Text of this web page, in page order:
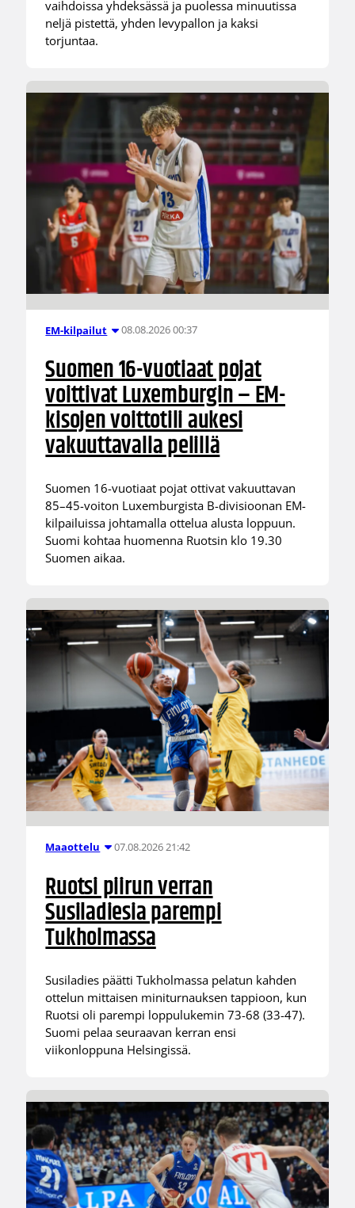
vaihdoissa yhdeksässä ja puolessa minuutissa
neljä pistettä, yhden levypallon ja kaksi
torjuntaa.
EM-kilpailut 08.08.2026 00:37
Suomen 16-vuotiaat pojat
voittivat Luxemburgin – EM-
kisojen voittotili aukesi
vakuuttavalla pelillä
Suomen 16-vuotiaat pojat ottivat vakuuttavan
85–45-voiton Luxemburgista B-divisioonan EM-
kilpailuissa johtamalla ottelua alusta loppuun.
Suomi kohtaa huomenna Ruotsin klo 19.30
Suomen aikaa.
Maaottelu 07.08.2026 21:42
Ruotsi piirun verran
Susiladiesia parempi
Tukholmassa
Susiladies päätti Tukholmassa pelatun kahden
ottelun mittaisen miniturnauksen tappioon, kun
Ruotsi oli parempi loppulukemin 73-68 (33-47).
Suomi pelaa seuraavan kerran ensi
viikonloppuna Helsingissä.